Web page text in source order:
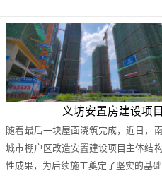
义坊安置房建设项
随着最后一块屋面浇筑完成，近日，
城市棚户区改造安置建设项目主体结
性成果，为后续施工奠定了坚实的基础